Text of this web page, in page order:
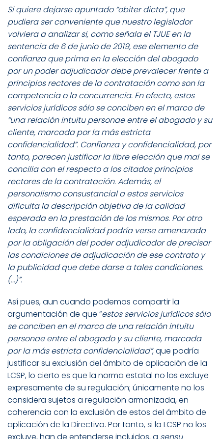
Si quiere dejarse apuntado “obiter dicta”, que
pudiera ser conveniente que nuestro legislador
volviera a analizar si, como señala el TJUE en la
sentencia de 6 de junio de 2019, ese elemento de
confianza que prima en la elección del abogado
por un poder adjudicador debe prevalecer frente a
principios rectores de la contratación como son la
competencia o la concurrencia. En efecto, estos
servicios jurídicos sólo se conciben en el marco de
“una relación intuitu personae entre el abogado y su
cliente, marcada por la más estricta
confidencialidad”. Confianza y confidencialidad, por
tanto, parecen justificar la libre elección que mal se
concilia con el respecto a los citados principios
rectores de la contratación. Además, el
personalismo consustancial a estos servicios
dificulta la descripción objetiva de la calidad
esperada en la prestación de los mismos. Por otro
lado, la confidencialidad podría verse amenazada
por la obligación del poder adjudicador de precisar
las condiciones de adjudicación de ese contrato y
la publicidad que debe darse a tales condiciones.
(…)”.
Así pues, aun cuando podemos compartir la
argumentación de que “estos servicios jurídicos sólo
se conciben en el marco de una relación intuitu
personae entre el abogado y su cliente, marcada
por la más estricta confidencialidad”, que podría
justificar su exclusión del ámbito de aplicación de la
LCSP, lo cierto es que la norma estatal no los excluye
expresamente de su regulación; únicamente no los
considera sujetos a regulación armonizada, en
coherencia con la exclusión de estos del ámbito de
aplicación de la Directiva. Por tanto, si la LCSP no los